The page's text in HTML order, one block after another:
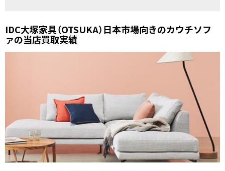
IDC大塚家具（OTSUKA）日本市場向きのカウチソフ
ァの当店買取実績